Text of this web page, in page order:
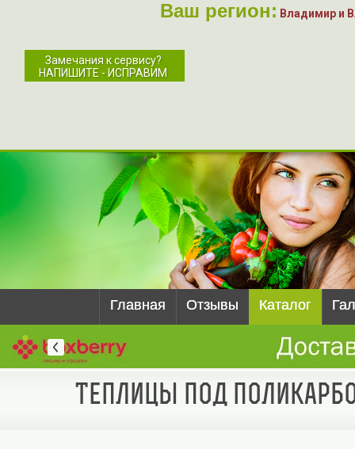
Ваш регион: Владимир и
Замечания к сервису?
НАПИШИТЕ - ИСПРАВИМ
Главная Отзывы Каталог
Теплицы под